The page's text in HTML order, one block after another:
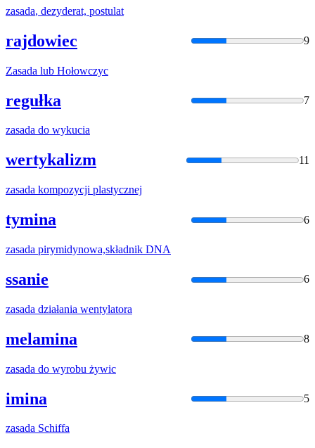
zasada, dezyderat, postulat
rajdowiec 9
Zasada lub Hołowczyc
regułka 7
zasada do wykucia
wertykalizm 11
zasada kompozycji plastycznej
tymina 6
zasada pirymidynowa,składnik DNA
ssanie 6
zasada działania wentylatora
melamina 8
zasada do wyrobu żywic
imina 5
zasada Schiffa